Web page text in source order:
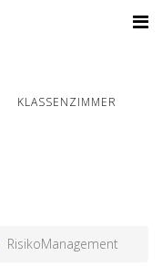
KLASSENZIMMER
RisikoManagement